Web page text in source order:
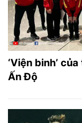
‘Viện binh’
Ấn Độ